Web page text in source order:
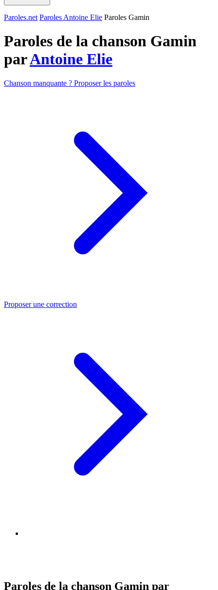
Paroles.net Paroles Antoine Elie Paroles Gamin
Paroles de la chanson Gamin
parAntoine Elie
Chanson manquante ? Proposer les paroles
Proposer une correction
Paroles de la chanson Gamin par